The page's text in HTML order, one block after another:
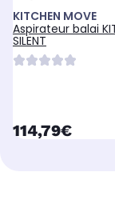
KITCHEN MOVE
Aspirateur balai
SILENT
currentPrice
114,79€